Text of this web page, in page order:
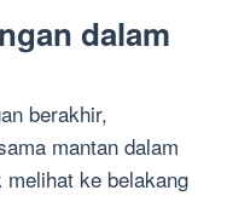
dalam
berakhir,
mantan dalam
ke belakang